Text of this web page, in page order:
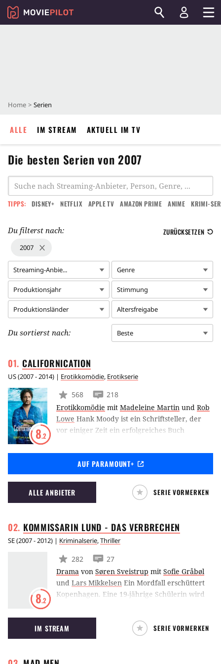
Home Serien
ALLE IM STREAM AKTUELL IM TV
Die besten Serien von 2007
TIPPS: DISNEY+ NETFLIX APPLE TV AMAZON PRIME ANIME KRIMI-
Du filterst nach: ZURÜCKSETZEN
2007
Streaming-Anbie... Genre
Produktionsjahr Stimmung
Produktionsländer Altersfreigabe
Du sortierst nach: Beste
CALIFORNICATION
US(2007 - 2014) | Erotikkomödie, Erotikserie
8.2
568
218
Erotikkomödie mit Madeleine Martin und Rob
Lowe Hank Moody ist ein Schriftsteller, der
vor einiger Zeit ein erfolgreiches Buch
Doch seit seine Frau ihn zusammen mit der
Tochter verlassen und sein Talent zu
schwinden scheint, bekämpft er seinen
Kummer mit Alkohol und Bettgeschichten.
Nebenher versucht er ständig, seine Familie
AUF PARAMOUNT+
ALLE ANBIETER SERIE VORMERKEN
KOMMISSARIN LUND - DAS VERBRECHEN
SE(2007 - 2012) | Kriminalserie,Thriller
8.2
282
27
Drama von Søren Sveistrup mit Sofie Gråbøl
und Lars Mikkelsen Ein Mordfall erschüttert
Kopenhagen. Eine 19-jährige Schülerin wird
misshandelt und vergewaltigt. Im Mittelpunkt
der Ermittlungen steht Kommissarin Sarah
Lund, der dieser Fall an ihrem eigentlich
IM STREAM SERIE VORMERKEN